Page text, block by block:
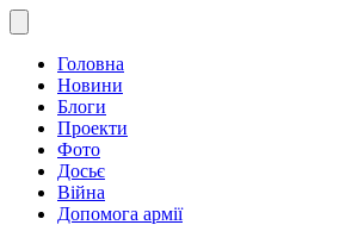
Головна
Новини
Блоги
Проекти
Фото
Досьє
Війна
Допомога армії